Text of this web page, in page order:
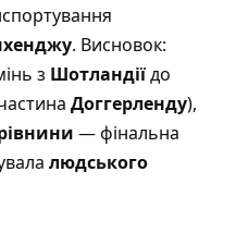
. Висновок:
з Шотландіїдо
Доггерленду),
— фінальна
людського